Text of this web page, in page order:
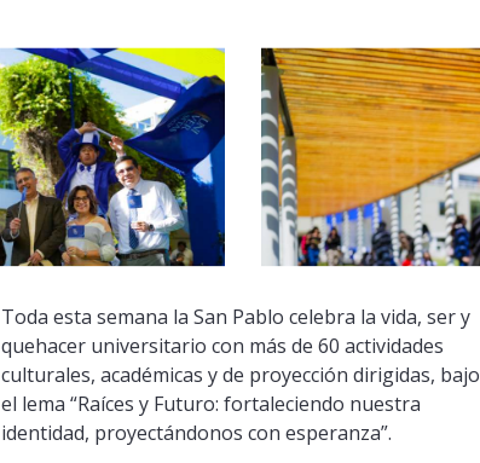
Toda esta semana la San Pablo celebra la vida, ser y
quehacer universitario con más de 60 actividades
culturales, académicas y de proyección dirigidas, bajo
el lema “Raíces y Futuro: fortaleciendo nuestra
identidad, proyectándonos con esperanza”.